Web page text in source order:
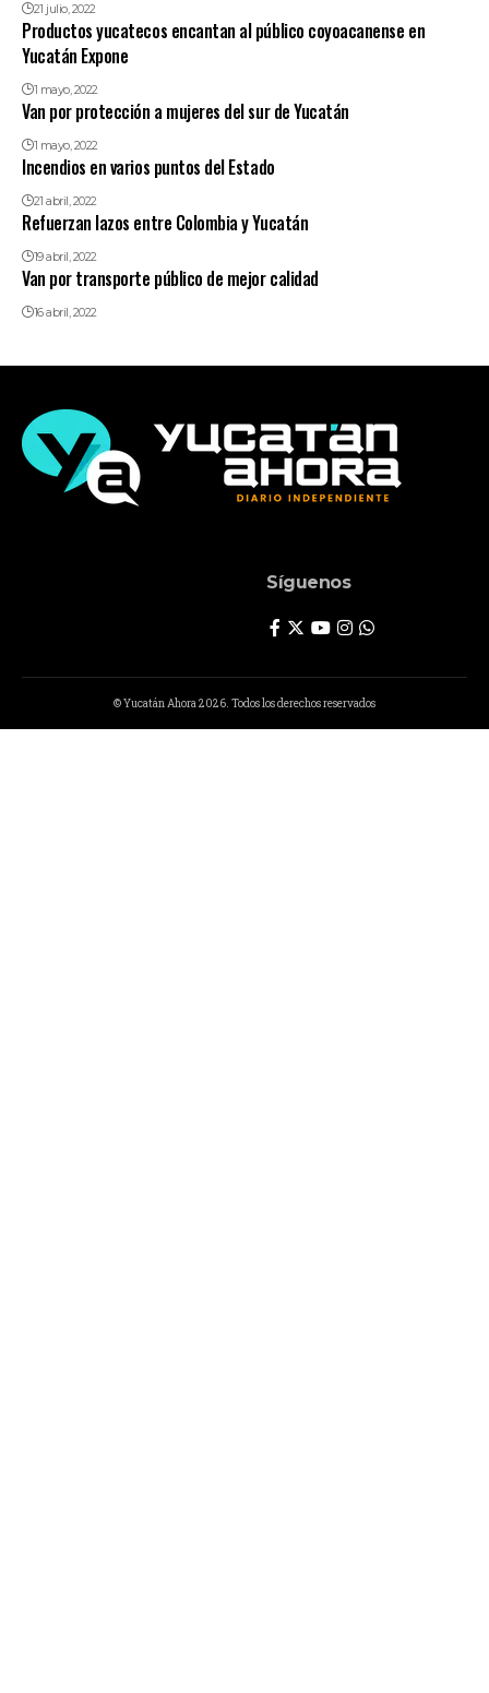
21 julio, 2022
Productos yucatecos encantan al público coyoacanense en
Yucatán Expone
1 mayo, 2022
Van por protección a mujeres del sur de Yucatán
1 mayo, 2022
Incendios en varios puntos del Estado
21 abril, 2022
Refuerzan lazos entre Colombia y Yucatán
19 abril, 2022
Van por transporte público de mejor calidad
16 abril, 2022
Síguenos
© Yucatán Ahora 2026. Todos los derechos reservados